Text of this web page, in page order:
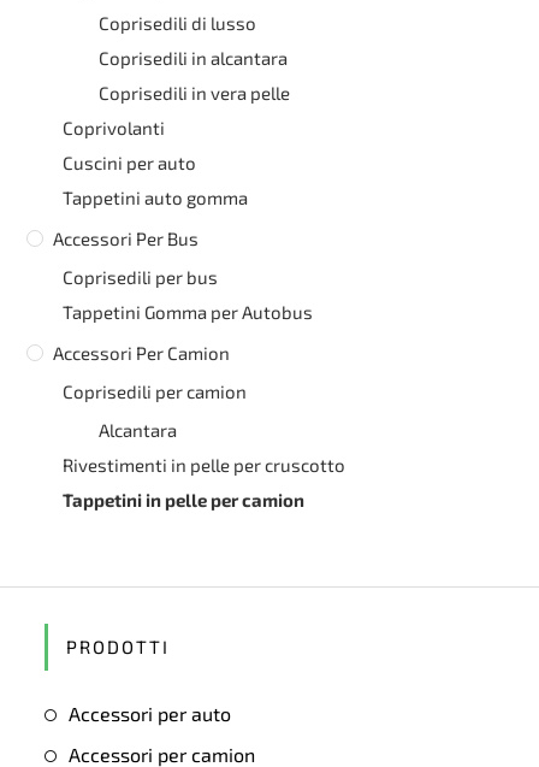
Coprisedili di lusso
Coprisedili in alcantara
Coprisedili in vera pelle
Coprivolanti
Cuscini per auto
Tappetini auto gomma
Accessori Per Bus
Coprisedili per bus
Tappetini Gomma per Autobus
Accessori Per Camion
Coprisedili per camion
Alcantara
Rivestimenti in pelle per cruscotto
Tappetini in pelle per camion
PRODOTTI
Accessori per auto
Accessori per camion